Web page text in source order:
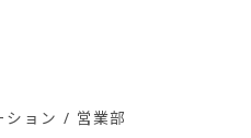
ション / 営業部